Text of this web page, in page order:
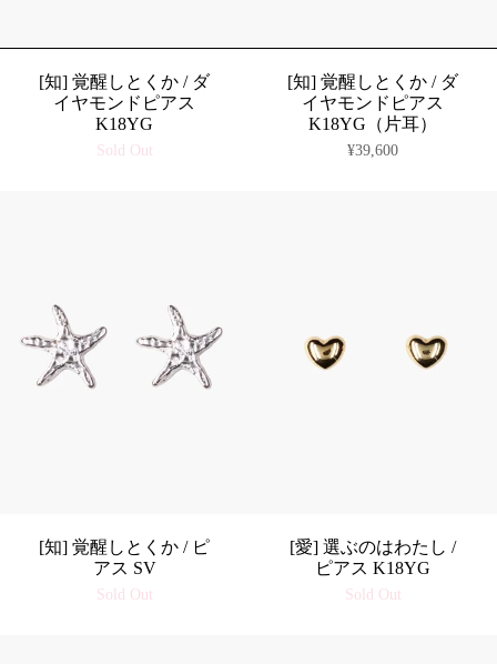
[知] 覚醒しとくか / ダ
イヤモンドピアス
K18YG
Sold Out
[知] 覚醒しとくか / ダ
イヤモンドピアス
K18YG（片耳）
¥39,600
[知] 覚醒しとくか / ピ
アス SV
Sold Out
[愛] 選ぶのはわたし /
ピアス K18YG
Sold Out